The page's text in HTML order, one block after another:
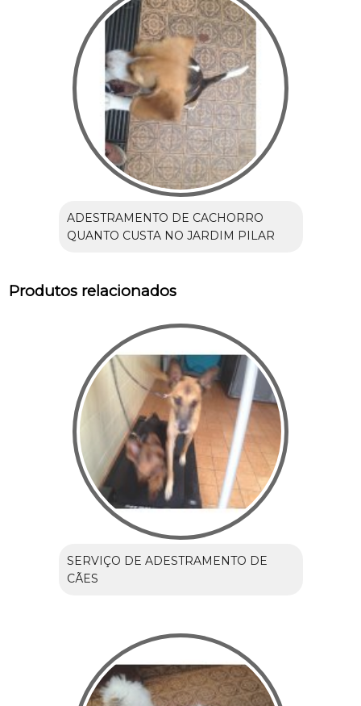
ADESTRAMENTO DE CACHORRO
QUANTO CUSTA NO JARDIM PILAR
Produtos relacionados
SERVIÇO DE ADESTRAMENTO DE
CÃES